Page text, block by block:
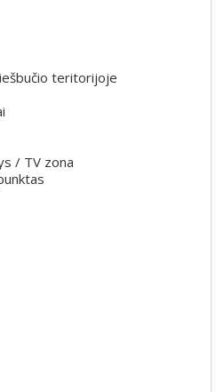
teritorijoje
/ TV zona